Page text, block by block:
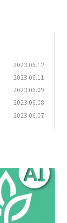
2023.06.12
2023.06.11
2023.06.09
2023.06.08
2023.06.07